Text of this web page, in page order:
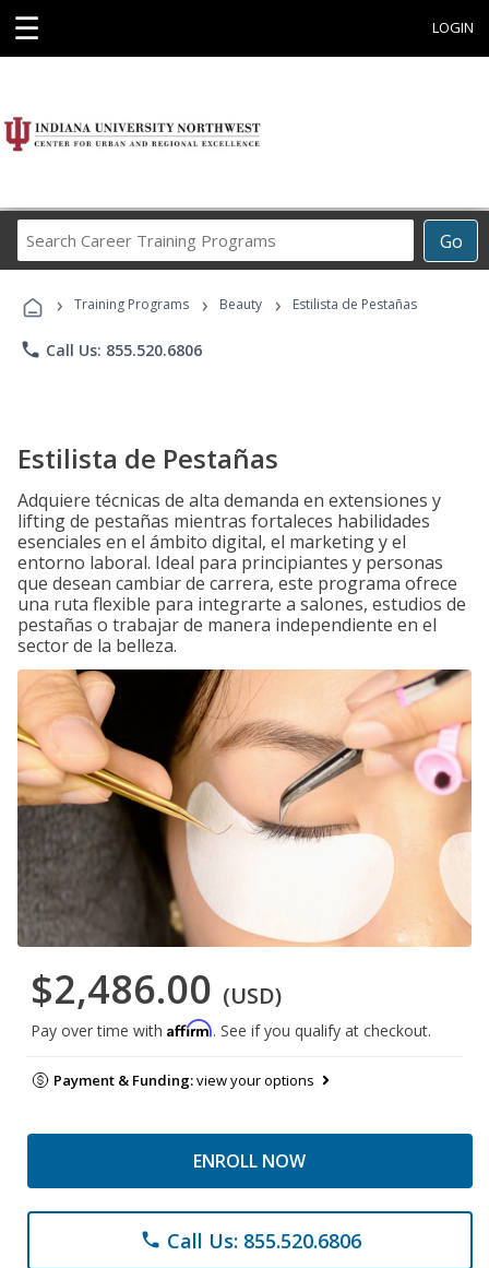
☰ LOGIN
Go
Career
Programs
› Training Programs › Beauty › Estilista de Pestañas
phone Call Us: 855.520.6806
Estilista de Pestañas
Adquiere técnicas de alta demanda en extensiones y
lifting de pestañas mientras fortaleces habilidades
esenciales en el ámbito digital, el marketing y el
entorno laboral. Ideal para principiantes y personas
que desean cambiar de carrera, este programa ofrece
una ruta flexible para integrarte a salones, estudios de
pestañas o trabajar de manera independiente en el
sector de la belleza.
$2,486.00 (USD)
Pay over time with Affirm. See if you qualify at checkout.
Payment & Funding:view your options
ENROLL NOW
phone Call Us: 855.520.6806